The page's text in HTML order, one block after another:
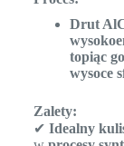
Drut
topiąc
wysoce
Zalety:
✔ Idealny